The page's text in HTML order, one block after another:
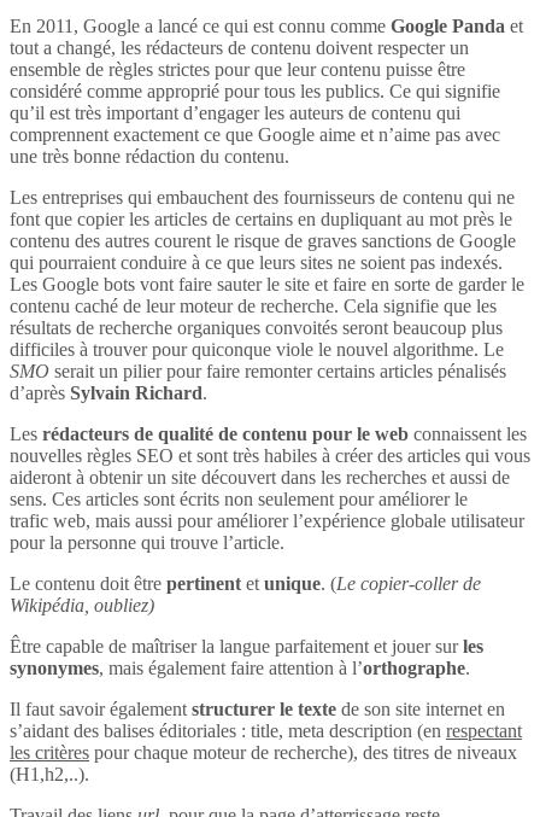
En 2011, Google a lancé ce qui est connu comme Google Panda et
tout a changé, les rédacteurs de contenu doivent respecter un
ensemble de règles strictes pour que leur contenu puisse être
considéré comme approprié pour tous les publics. Ce qui signifie
qu’il est très important d’engager les auteurs de contenu qui
comprennent exactement ce que Google aime et n’aime pas avec
une très bonne rédaction du contenu.
Les entreprises qui embauchent des fournisseurs de contenu qui ne
font que copier les articles de certains en dupliquant au mot près le
contenu des autres courent le risque de graves sanctions de Google
qui pourraient conduire à ce que leurs sites ne soient pas indexés.
Les Google bots vont faire sauter le site et faire en sorte de garder le
contenu caché de leur moteur de recherche. Cela signifie que les
résultats de recherche organiques convoités seront beaucoup plus
difficiles à trouver pour quiconque viole le nouvel algorithme. Le
SMO serait un pilier pour faire remonter certains articles pénalisés
d’après Sylvain Richard.
Les rédacteurs de qualité de contenu pour le web connaissent les
nouvelles règles SEO et sont très habiles à créer des articles qui vous
aideront à obtenir un site découvert dans les recherches et aussi de
sens. Ces articles sont écrits non seulement pour améliorer le
trafic web, mais aussi pour améliorer l’expérience globale utilisateur
pour la personne qui trouve l’article.
Le contenu doit être pertinent et unique. (Le copier-coller de
Wikipédia, oubliez)
Être capable de maîtriser la langue parfaitement et jouer surles
synonymes, mais également faire attention à l’orthographe.
Il faut savoir également structurer le texte de son site internet en
s’aidant des balises éditoriales : title, meta description (en respectant
les critères pour chaque moteur de recherche), des titres de niveaux
(H1,h2,..).